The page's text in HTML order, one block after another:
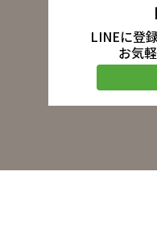
LINEに登
お気